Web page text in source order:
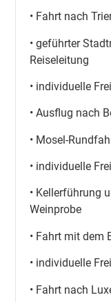
• Fahrt nach
• geführter
Reiseleitung
• individuelle
• Ausflug nach
• Mosel-
• individuelle
• Kellerführung
Weinprobe
• Fahrt mit dem
• individuelle
• Fahrt nach